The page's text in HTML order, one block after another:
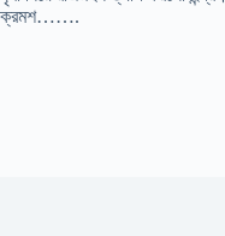
ক্রমশ…….